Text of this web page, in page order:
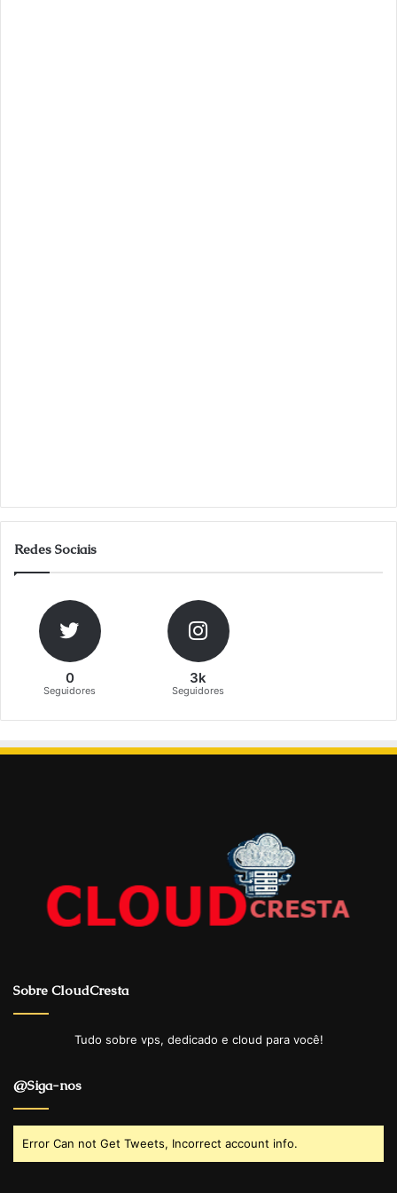
Redes Sociais
0
Seguidores
3k
Seguidores
Sobre CloudCresta
Tudo sobre vps, dedicado e cloud para você!
@Siga-nos
Error Can not Get Tweets, Incorrect account info.